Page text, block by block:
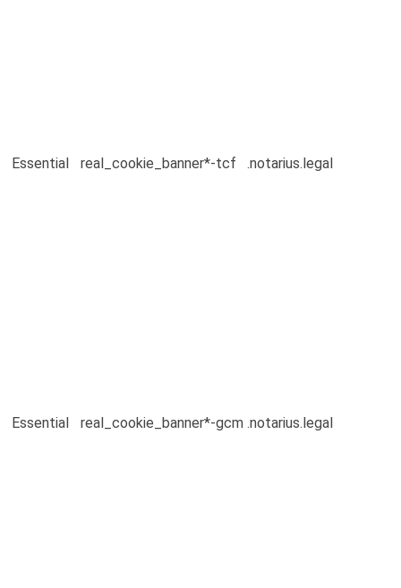
Essential real_cookie_banner*-tcf .notarius.legal
Essential real_cookie_banner*-gcm .notarius.legal